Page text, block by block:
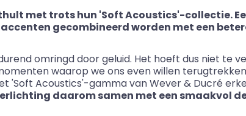
met trots hun 'Soft Acoustics'-collectie.
gecombineerd worden met een
omringd door geluid. Het hoeft dus niet te
waarop we ons even willen
'Soft Acoustics'-gamma van Wever& Ducré
daarom samen met een smaakvol